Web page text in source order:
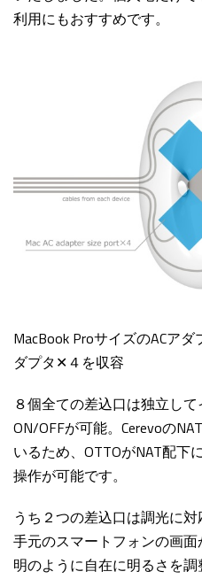
利用にもおすすめです。
MacBook ProサイズのACア
ダプタ✕４を収容
８個全ての差込口は独立し
ON/OFFが可能。Cerevoの
いるため、OTTOがNAT配下
操作が可能です。
うち２つの差込口は調光に対
手元のスマートフォンの画
明のように自在に明るさを